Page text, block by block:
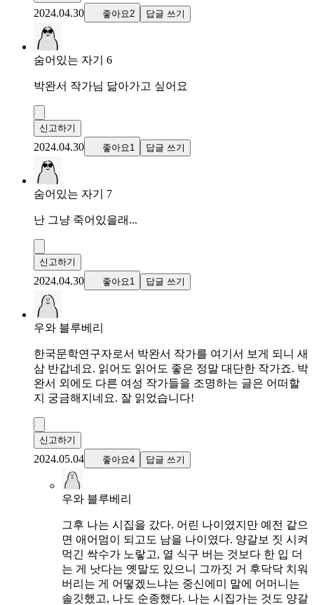
2024.04.30 좋아요2 답글 쓰기
숨어있는 자기 6
박완서 작가님 닮아가고 싶어요
신고하기
2024.04.30 좋아요1 답글 쓰기
숨어있는 자기 7
난 그냥 죽어있을래...
신고하기
2024.04.30 좋아요1 답글 쓰기
우와 블루베리
한국문학연구자로서 박완서 작가를 여기서 보게 되니 새
삼 반갑네요. 읽어도 읽어도 좋은 정말 대단한 작가죠. 박
완서 외에도 다른 여성 작가들을 조명하는 글은 어떠할
지 궁금해지네요. 잘 읽었습니다!
신고하기
2024.05.04 좋아요4 답글 쓰기
우와 블루베리
그후 나는 시집을 갔다. 어린 나이였지만 예전 같으
면 애어멈이 되고도 남을 나이였다. 양갈보 짓 시켜
먹긴 싹수가 노랗고, 열 식구 버는 것보다 한 입 더
는 게 낫다는 옛말도 있으니 그까짓 거 후닥닥 치워
버리는 게 어떻겠느냐는 중신에미 말에 어머니는
솔깃했고, 나도 순종했다. 나는 시집가는 것도 양갈